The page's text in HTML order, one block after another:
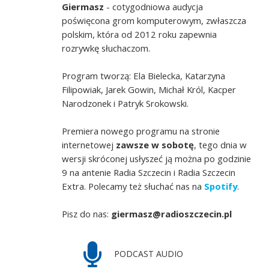
Giermasz - cotygodniowa audycja
poświęcona grom komputerowym, zwłaszcza
polskim, która od 2012 roku zapewnia
rozrywkę słuchaczom.
Program tworzą: Ela Bielecka, Katarzyna
Filipowiak, Jarek Gowin, Michał Król, Kacper
Narodzonek i Patryk Srokowski.
Premiera nowego programu na stronie
internetowej zawsze w sobotę, tego dnia w
wersji skróconej usłyszeć ją można po godzinie
9 na antenie Radia Szczecin i Radia Szczecin
Extra. Polecamy też słuchać nas na Spotify.
Pisz do nas: giermasz@radioszczecin.pl
PODCAST AUDIO